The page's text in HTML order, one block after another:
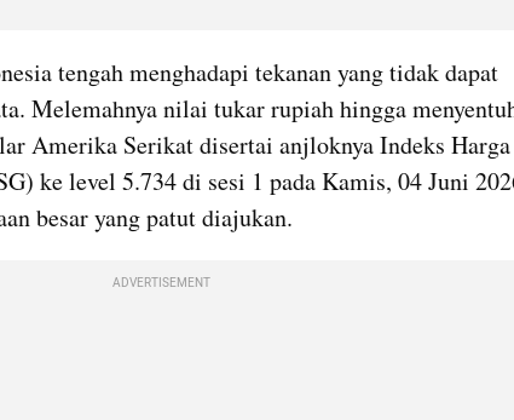
tengah menghadapi tekanan yang tidak dapat
Melemahnya nilai tukar rupiah hingga
Amerika Serikat disertai anjloknya Indeks Harga
ke level 5.734 di sesi 1 pada Kamis, 04 Juni
besar yang patut diajukan.
ADVERTISEMENT